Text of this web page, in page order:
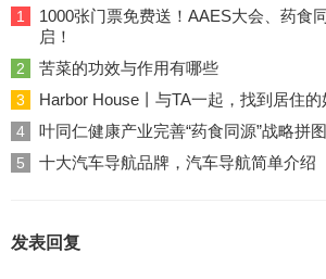
1
1000张门票免费送！AAES大会、药食
启！
2 苦菜的功效与作用有哪些
3 Harbor House丨与TA一起，找到居住
4 叶同仁健康产业完善“药食同源”战略拼
5 十大汽车导航品牌，汽车导航简单介绍
发表回复